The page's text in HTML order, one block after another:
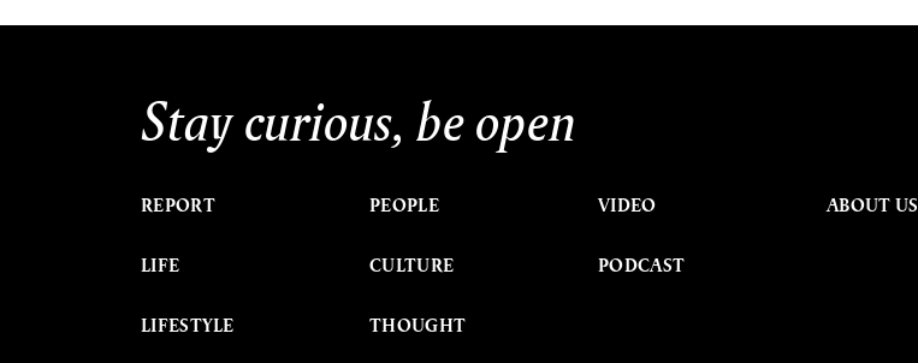
Stay curious, be open
REPORT
LIFE
LIFESTYLE
PEOPLE
CULTURE
THOUGHT
VIDEO
PODCAST
ABOUT US